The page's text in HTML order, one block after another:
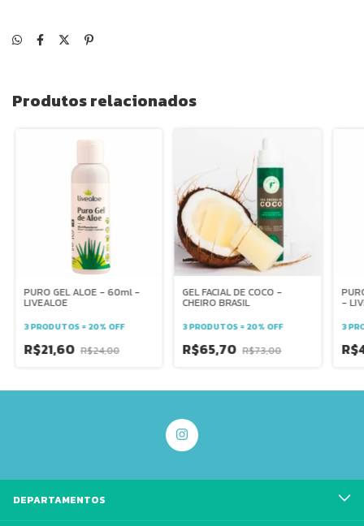
Produtos relacionados
PURO GEL ALOE - 60ml -
LIVEALOE
3 PRODUTOS = 20% OFF
R$21,60 R$24,00
GEL FACIAL DE COCO -
CHEIRO BRASIL
3 PRODUTOS = 20% OFF
R$65,70 R$73,00
-
3
DEPARTAMENTOS